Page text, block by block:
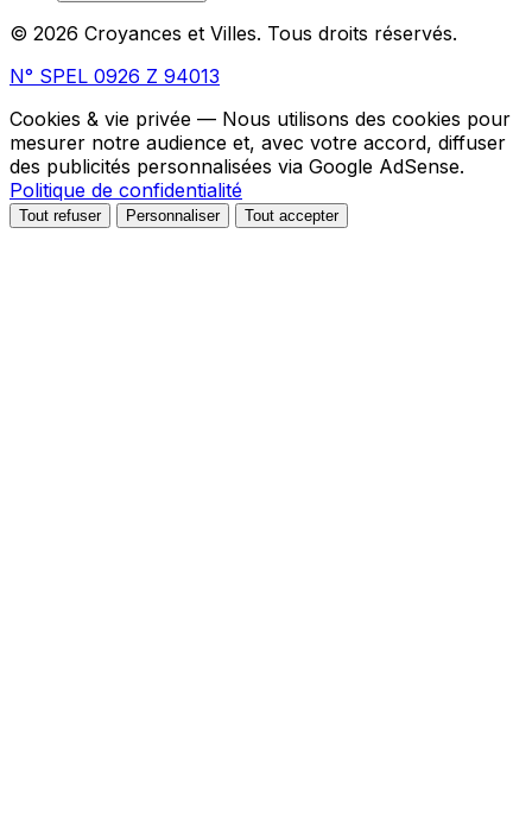
© 2026 Croyances et Villes. Tous droits réservés.
N° SPEL 0926 Z 94013
Cookies & vie privée — Nous utilisons des cookies pour
mesurer notre audience et, avec votre accord, diffuser
des publicités personnalisées via Google AdSense.
Politique de confidentialité
Tout refuser Personnaliser Tout accepter